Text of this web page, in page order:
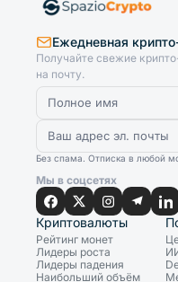
Ежедневная
Получайте свежие
на почту.
Без спама. Отписка в любой
Мы в соцсетях
Криптовалюты
Рейтинг монет
Лидеры роста
Лидеры падения
Наибольший объём